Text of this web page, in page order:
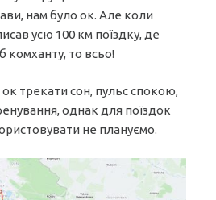
нам було ок. Але коли
усю 100 км поїздку, де
комханту, то всьо!
трекати сон, пульс спокою,
однак для поїздок
не плануємо.